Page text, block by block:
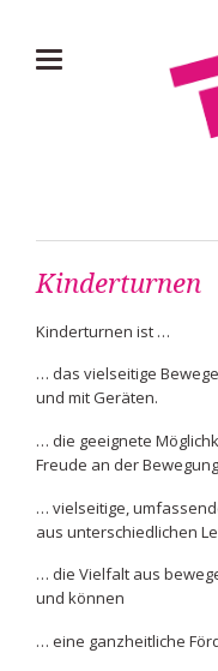
Kinderturnen
Kinderturnen ist …
… das vielseitige
und mit Geräten.
… die geeignete
Freude an der
… vielseitige,
aus unterschiedlichen
… die Vielfalt aus
und können
… eine ganzheitliche